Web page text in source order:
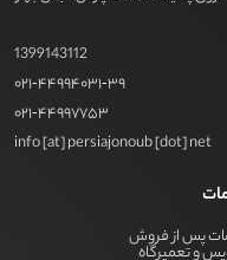
1399143112
021-44994031-39
021-44997753
info [at] persiajonoub [dot] net
پس از فروش
و تعمیرگاه